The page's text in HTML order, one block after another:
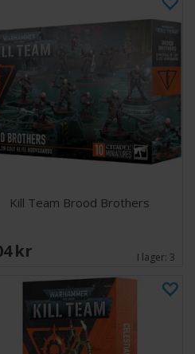
Kill Team Brood Brothers
SEK I lager: 3